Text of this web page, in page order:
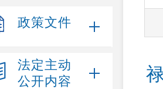
政策文件
法定主动
公开内容